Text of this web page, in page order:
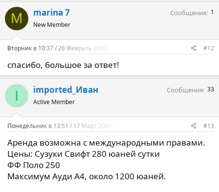
M marina 7
New Member
Сообщения 1
Вторник в 10:37 / 26 Февраль 2008г. #12
спасибо, большое за ответ!
I imported_Иван
Active Member
Сообщения 33
Понедельник в 13:51 / 17 Март 2008г. #13
Аренда возможна с международными правами.
Цены: Сузуки Свифт 280 юаней сутки
ФФ Поло 250
Максимум Ауди А4, около 1200 юаней.